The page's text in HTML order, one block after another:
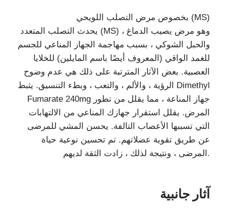
بخصوص مرض التصلب اللويحي (MS)
يحدث التصلب المتعدد (MS) ، وهو مرض يصيب الدماغ
والحبل الشوكي ، بسبب مهاجمة الجهاز المناعي للجسم
للغمد الواقي (المعروف أيضًا باسم المايلين) للخلايا
العصبية. بعض الآثار المترتبة على ذلك هي عدم وضوح
الرؤية ، والألم ، والتعب ، وبطء التنسيق. يثبط Dimethyl
Fumarate 240mg جهاز المناعة ، مما يقلل من تطور
المرض. يقلل استقرار جهازك المناعي من الالتهابات
التي تسببها الأعصاب التالفة. يحسن المشي للمرضى
عن طريق تقوية عضلاتهم. تم تحسين نوعية حياة
المرضى ، ونتيجة لذلك ، زادت الثقة لديهم.
آثار جانبية